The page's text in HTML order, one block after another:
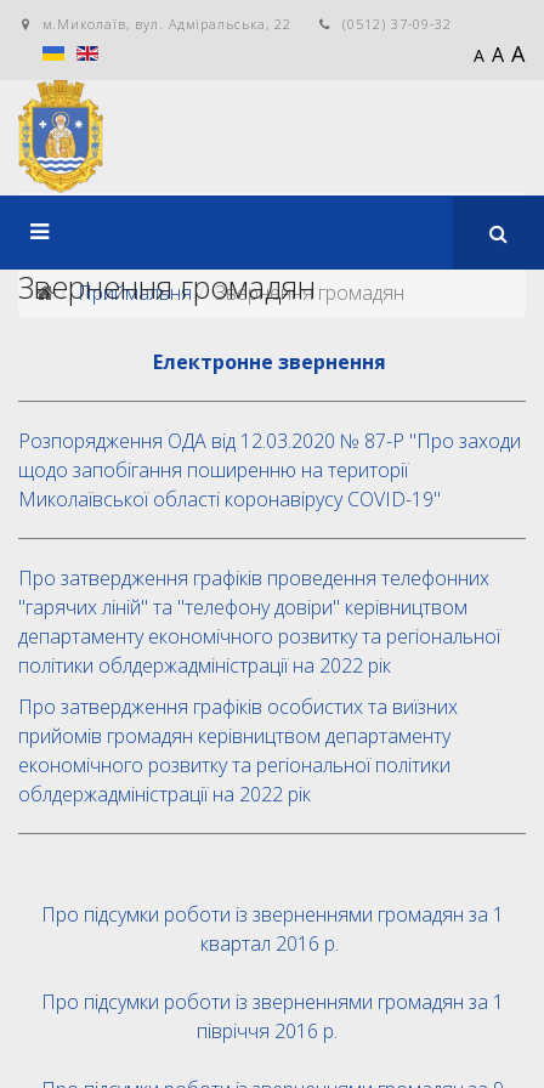
м.Миколаїв, вул. Адміральська, 22 (0512) 37-09-32
A A A
Приймальня Звернення громадян
Звернення громадян
Електронне звернення
Розпорядження ОДА від 12.03.2020 № 87-Р "Про заходи
щодо запобігання поширенню на території
Миколаївської області коронавірусу COVID-19"
Про затвердження графіків проведення телефонних
"гарячих ліній" та "телефону довіри" керівництвом
департаменту економічного розвитку та регіональної
політики облдержадміністрації на 2022 рік
Про затвердження графіків особистих та виїзних
прийомів громадян керівництвом департаменту
економічного розвитку та регіональної політики
облдержадміністрації на 2022 рік
Про підсумки роботи із зверненнями громадян за 1
квартал 2016 р.
Про підсумки роботи із зверненнями громадян за 1
півріччя 2016 р.